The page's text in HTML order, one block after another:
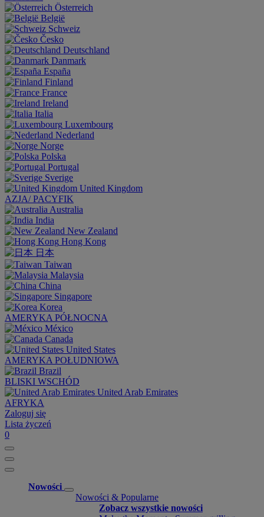
Österreich
België
Schweiz
Česko
Deutschland
Danmark
España
Finland
France
Ireland
Italia
Luxembourg
Nederland
Norge
Polska
Portugal
Sverige
United Kingdom
AZJA/ PACYFIK
Australia
India
New Zealand
Hong Kong
日本
Taiwan
Malaysia
China
Singapore
Korea
AMERYKA PÓŁNOCNA
México
Canada
United States
AMERYKA POŁUDNIOWA
Brazil
BLISKI WSCHÓD
United Arab Emirates
AFRYKA
Zaloguj się
Lista życzeń
0
Nowości
Nowości & Popularne
Zobacz wszystkie nowości